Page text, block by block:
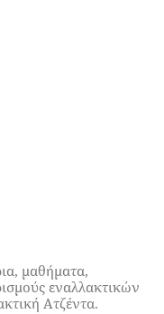
μαθήματα,
εναλλακτικών
Ατζέντα.